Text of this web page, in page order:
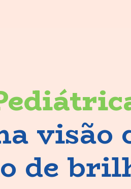
visão
de